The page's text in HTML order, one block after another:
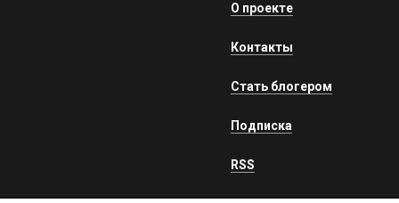
О проекте
Контакты
Стать блогером
Подписка
RSS